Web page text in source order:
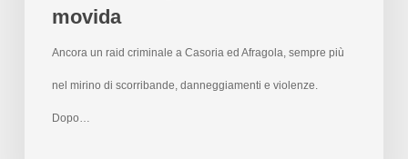
movida
Ancora un raid criminale a Casoria ed Afragola, sempre più
nel mirino di scorribande, danneggiamenti e violenze.
Dopo…